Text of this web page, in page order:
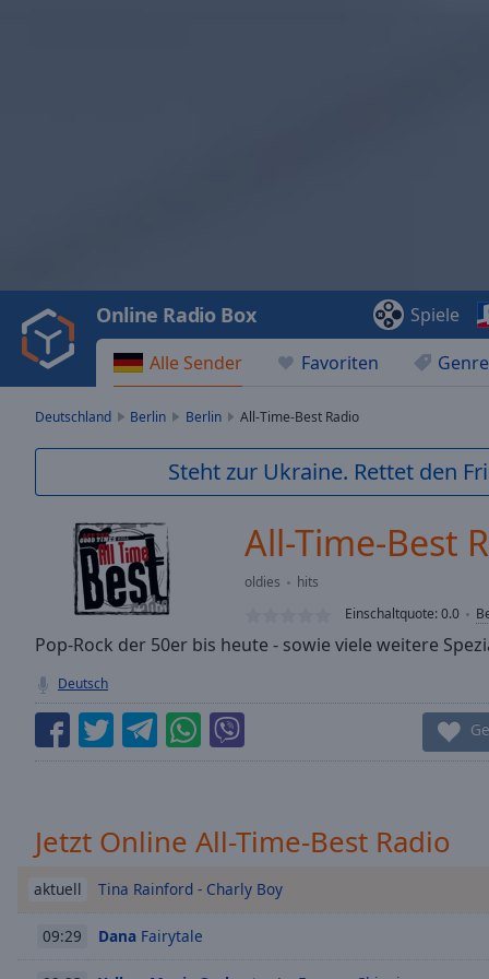
Video
Play
Backward
Skip
Current
Duration-:-
TypeLIVE
live,
currently
behind
LIVE
Remaining
Playback
Rate
Chapters
Alle Sender Favoriten
Online Radio Box Spiele
Deutschland Berlin Berlin All-Time-Best Radio
Steht zur Ukraine. Rettet den
All-Time-Best
oldies
hits
Einschaltquote:0.0
Pop-Rock der 50er bis heute - sowie viele weitere
Deutsch
Jetzt Online All-Time-Best Radio
aktuell Tina Rainford - Charly Boy
09:29 Dana Fairytale